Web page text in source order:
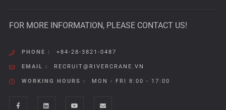
FOR MORE INFORMATION, PLEASE CONTACT US!
PHONE : +84-28-3821-0487
EMAIL : RECRUIT@RIVERCRANE.VN
WORKING HOURS : MON - FRI 8:00 - 17:00